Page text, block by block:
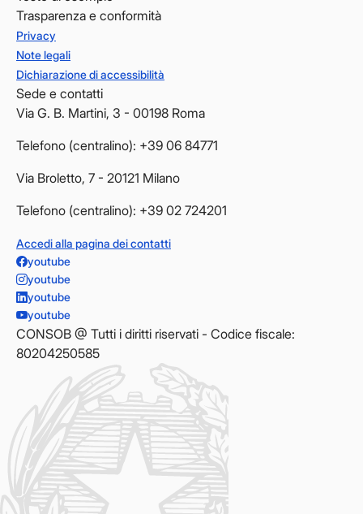
Trasparenza e conformità
Privacy
Note legali
Dichiarazione di accessibilità
Sede e contatti
Via G. B. Martini, 3 - 00198 Roma
Telefono (centralino): +39 06 84771
Via Broletto, 7 - 20121 Milano
Telefono (centralino): +39 02 724201
Accedi alla pagina dei contatti
youtube
youtube
youtube
youtube
CONSOB @ Tutti i diritti riservati - Codice fiscale:
80204250585